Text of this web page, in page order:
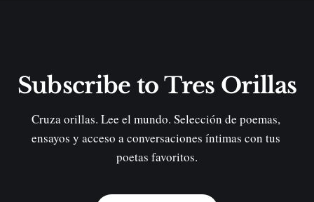
Subscribe to Tres Orillas
Cruza orillas. Lee el mundo. Selección de poemas,
ensayos y acceso a conversaciones íntimas con tus
poetas favoritos.